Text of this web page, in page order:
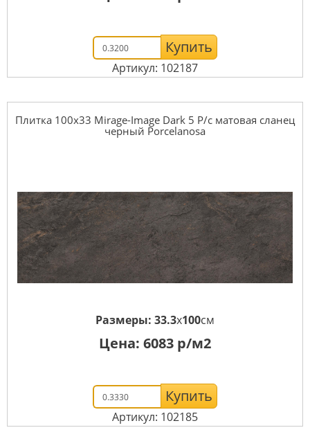
Купить
Артикул: 102187
Плитка 100x33 Mirage-Image Dark 5 P/c матовая сланец
черный Porcelanosa
Размеры: 33.3x100см
Цена: 6083 р/м2
Купить
Артикул: 102185